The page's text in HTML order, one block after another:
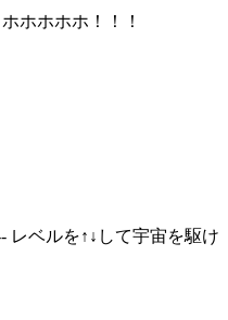
ホホホホ！！！
レベルを↑↓して宇宙を駆け